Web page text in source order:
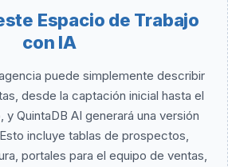
Espacio de Trabajo
con IA
puede simplemente describir
desde la captación inicial hasta el
QuintaDB AI generará una versión
incluye tablas de prospectos,
portales para el equipo de ventas,